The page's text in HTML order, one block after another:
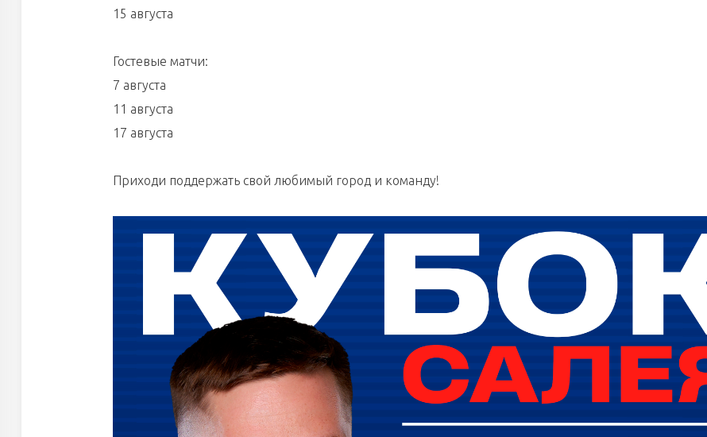
15 августа
Гостевые матчи:
7 августа
11 августа
17 августа
Приходи поддержать свой любимый город и команду!